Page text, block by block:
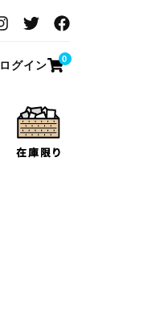
ログイン 0